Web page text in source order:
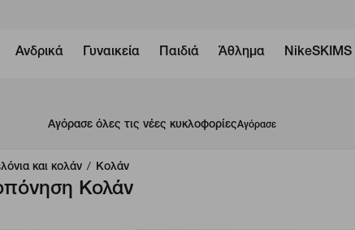
Ανδρικά Γυναικεία Παιδιά Άθλημα NikeSKIMS
Αγόρασε όλες τις νέες κυκλοφορίεςΑγόρασε
και κολάν / Κολάν
Κολάν